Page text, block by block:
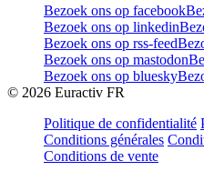
Bezoek ons op facebook
Bezoek ons op linkedin
Bezoek ons op rss-feed
Bezoek ons op mastodon
Bezoek ons op bluesky
© 2026 Euractiv FR
Politique de confidentialité
Conditions générales
Conditions de vente